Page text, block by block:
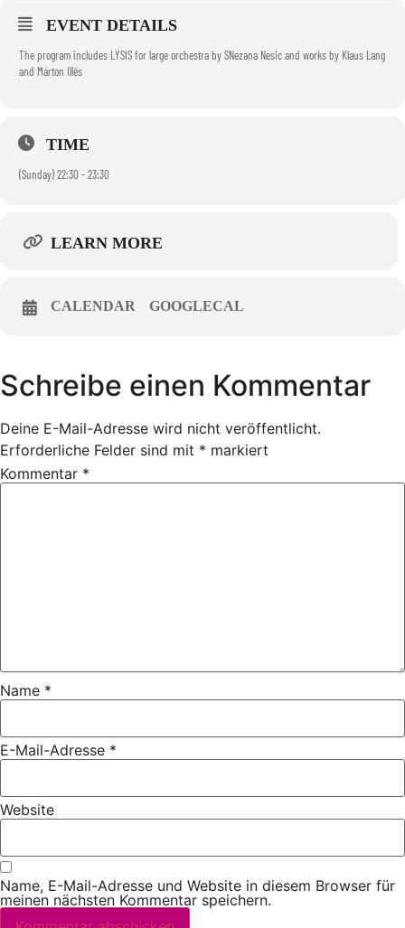
EVENT DETAILS
The program includes LYSIS for large orchestra by SNezana Nesic and works by Klaus Lang
and Márton Illés
TIME
(Sunday) 22:30 - 23:30
LEARN MORE
CALENDAR GOOGLECAL
Schreibe einen Kommentar
Deine E-Mail-Adresse wird nicht veröffentlicht.
Erforderliche Felder sind mit * markiert
Kommentar *
Name *
E-Mail-Adresse *
Website
Name, E-Mail-Adresse und Website in diesem Browser für
meinen nächsten Kommentar speichern.